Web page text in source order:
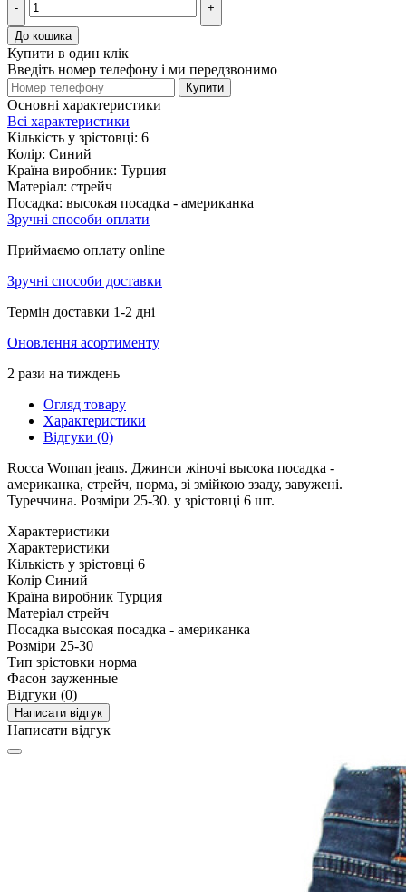
- +
До кошика
Купити в один клік
Введіть номер телефону і ми передзвонимо
Купити
Основні характеристики
Всі характеристики
Кількість у зрістовці: 6
Колір: Синий
Країна виробник: Турция
Матеріал: стрейч
Посадка: высокая посадка - американка
Зручні способи оплати
Приймаємо оплату online
Зручні способи доставки
Термін доставки 1-2 дні
Оновлення асортименту
2 рази на тиждень
Огляд товару
Характеристики
Відгуки (0)
Rocca Woman jeans. Джинси жіночі высока посадка -
американка, стрейч, норма, зі змійкою ззаду, завужені.
Туреччина. Розміри 25-30. у зрістовці 6 шт.
Характеристики
Характеристики
Кількість у зрістовці 6
Колір Синий
Країна виробник Турция
Матеріал стрейч
Посадка высокая посадка - американка
Розміри 25-30
Тип зрістовки норма
Фасон зауженные
Відгуки (0)
Написати відгук
Написати відгук